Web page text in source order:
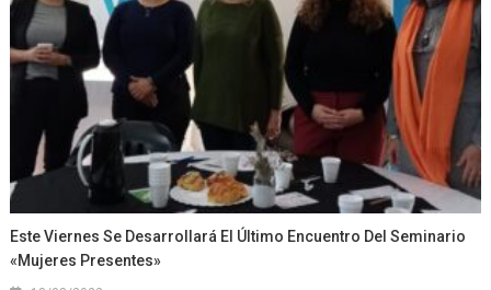
Este Viernes Se Desarrollará El Último Encuentro Del Seminario
«Mujeres Presentes»